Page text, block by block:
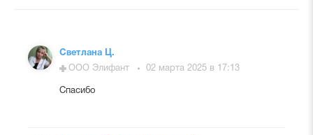
Светлана Ц.
ООО Элифант
02 марта 2025 в 17:13
Спасибо